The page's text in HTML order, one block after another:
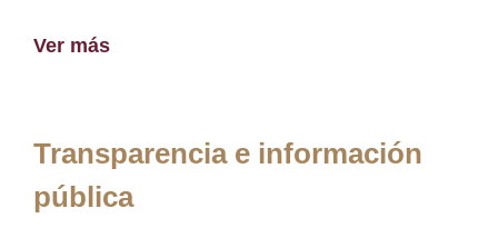
Ver más
Transparencia e información
pública